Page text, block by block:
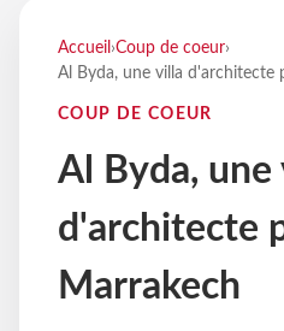
Accueil ›Coup de coeur›
Al Byda, une villa d'architecte
COUP DE COEUR
Al Byda, une
d'architecte
Marrakech